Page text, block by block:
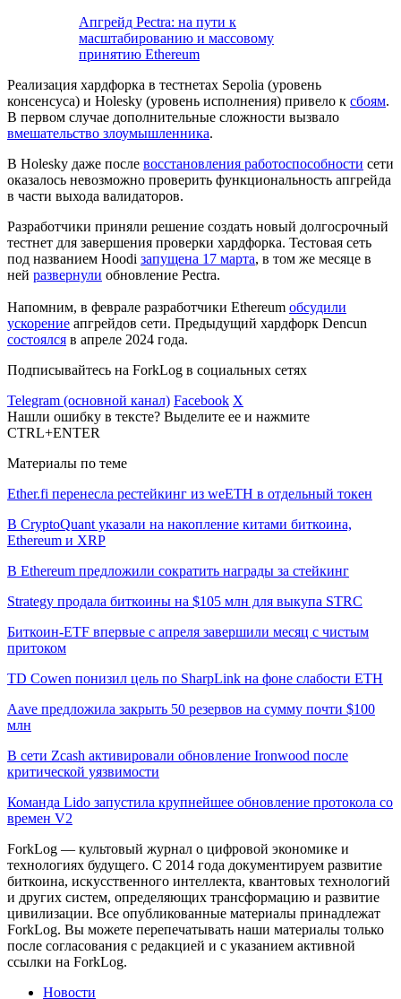
Апгрейд Pectra: на пути к
масштабированию и массовому
принятию Ethereum
Реализация хардфорка в тестнетах Sepolia (уровень
консенсуса) и Holesky (уровень исполнения) привело к сбоям.
В первом случае дополнительные сложности вызвало
вмешательство злоумышленника.
В Holesky даже после восстановления работоспособности сети
оказалось невозможно проверить функциональность апгрейда
в части выхода валидаторов.
Разработчики приняли решение создать новый долгосрочный
тестнет для завершения проверки хардфорка. Тестовая сеть
под названием Hoodi запущена 17 марта, в том же месяце в
ней развернули обновление Pectra.
Напомним, в феврале разработчики Ethereum обсудили
ускорение апгрейдов сети. Предыдущий хардфорк Dencun
состоялся в апреле 2024 года.
Подписывайтесь на ForkLog в социальных сетях
Telegram (основной канал) Facebook X
Нашли ошибку в тексте? Выделите ее и нажмите
CTRL+ENTER
Материалы по теме
Ether.fi перенесла рестейкинг из weETH в отдельный токен
В CryptoQuant указали на накопление китами биткоина,
Ethereum и XRP
В Ethereum предложили сократить награды за стейкинг
Strategy продала биткоины на $105 млн для выкупа STRC
Биткоин-ETF впервые с апреля завершили месяц с чистым
притоком
TD Cowen понизил цель по SharpLink на фоне слабости ETH
Aave предложила закрыть 50 резервов на сумму почти $100
млн
В сети Zcash активировали обновление Ironwood после
критической уязвимости
Команда Lido запустила крупнейшее обновление протокола со
времен V2
ForkLog — культовый журнал о цифровой экономике и
технологиях будущего. С 2014 года документируем развитие
биткоина, искусственного интеллекта, квантовых технологий
и других систем, определяющих трансформацию и развитие
цивилизации. Все опубликованные материалы принадлежат
ForkLog. Вы можете перепечатывать наши материалы только
после согласования с редакцией и с указанием активной
ссылки на ForkLog.
Новости